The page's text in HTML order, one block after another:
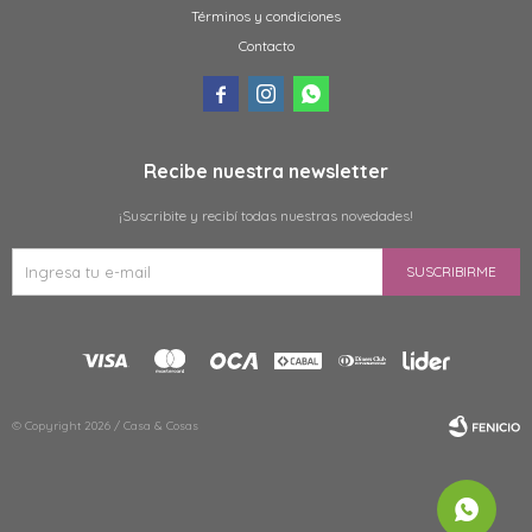
Términos y condiciones
Contacto
  
Recibe nuestra newsletter
¡Suscribite y recibí todas nuestras novedades!
SUSCRIBIRME
© Copyright 2026 / Casa & Cosas